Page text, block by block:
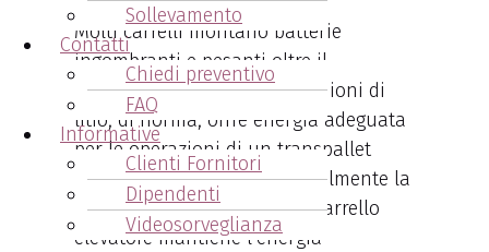
Sollevamento
Contatti
Chiedi preventivo
FAQ
Informative
Clienti Fornitori
Dipendenti
Videosorveglianza
Molti carrelli montano batterie
ingombranti e pesanti oltre il
necessario. Una batteria agli ioni di
litio, di norma, offre energia adeguata
per le operazioni di un transpallet
compatto. Ricaricando parzialmente la
batteria durante il turno, il carrello
elevatore mantiene l’energia